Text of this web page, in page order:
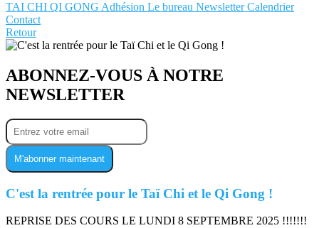
TAI CHI QI GONG Adhésion Le bureau NewsletterCalendrier
Contact
Retour
ABONNEZ-VOUS À NOTRE
NEWSLETTER
M'abonner maintenant
C'est la rentrée pour le Taï Chi et le Qi Gong !
REPRISE DES COURS LE LUNDI 8 SEPTEMBRE 2025 !!!!!!!